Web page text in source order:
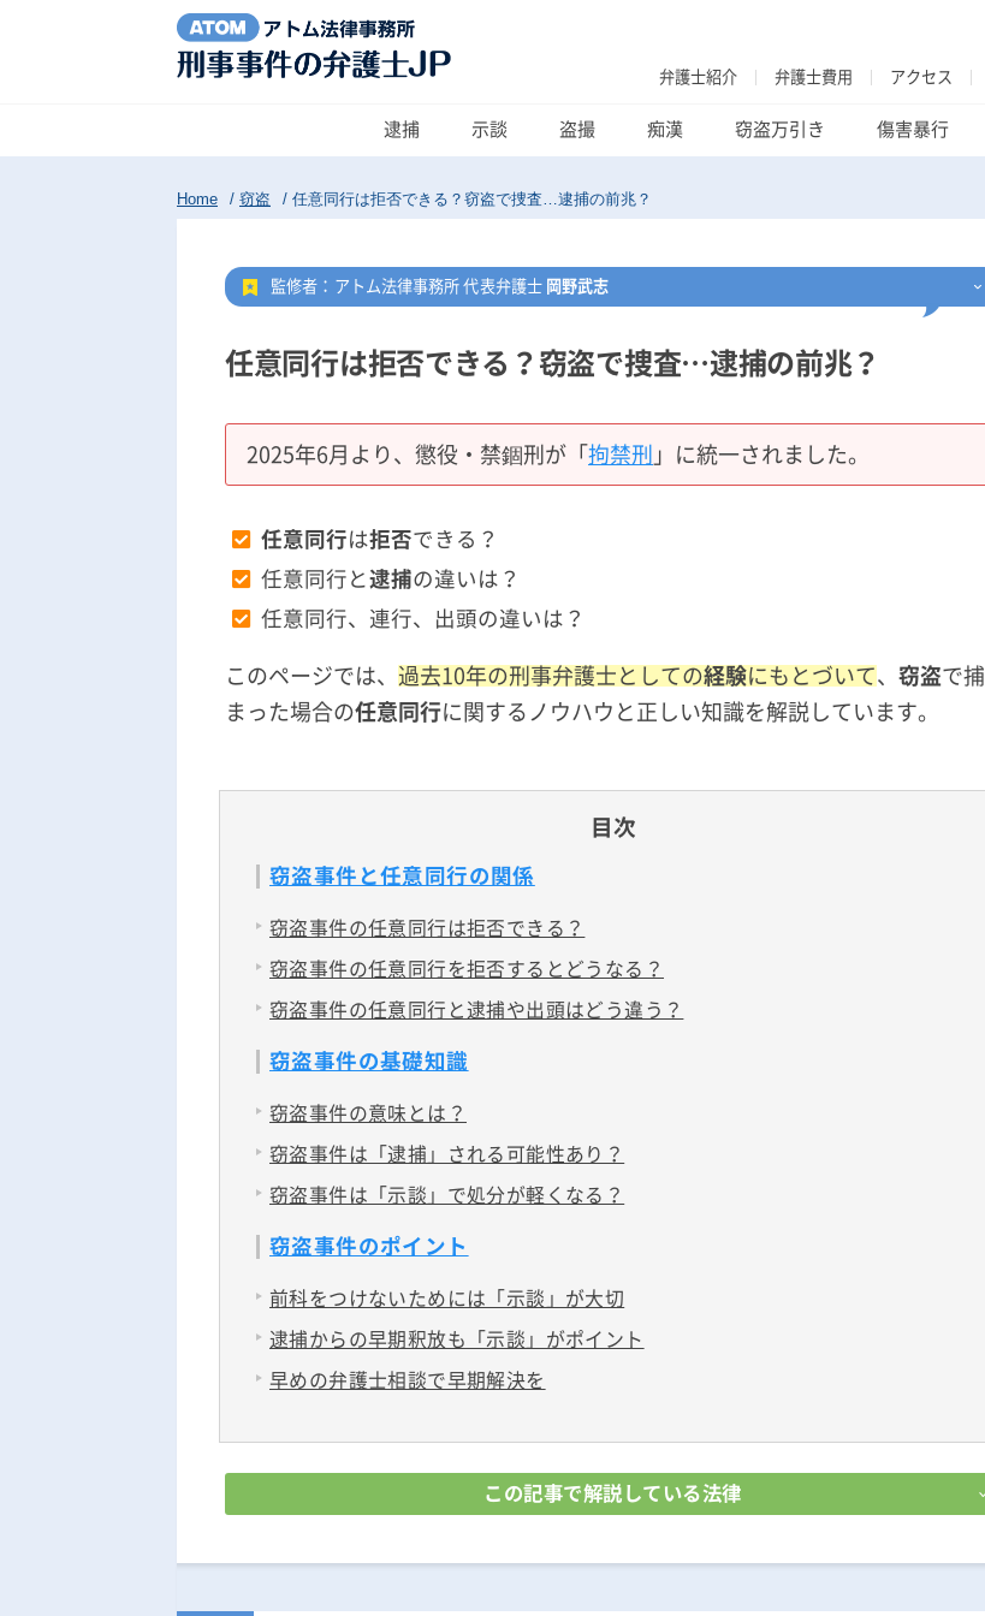
弁護士紹介 弁護士費用 アクセス
刑事事件でお困りの方
刑事事件の無料相談
アトムについて知りたい方
弁護士紹介
逮捕 示談 盗撮 痴漢 窃盗万引き 傷害暴行
Home / 窃盗 / 任意同行は拒否できる？窃盗で捜査…逮捕の前兆？
監修者：アトム法律事務所 代表弁護士 岡野武志
任意同行は拒否できる？窃盗で捜査…逮捕の前兆？
2025年6月より、懲役・禁錮刑が「 拘禁刑 」に統一されました。
任意同行は拒否できる？
任意同行と 逮捕の違いは？
任意同行、連行、出頭の違いは？
このページでは、 過去10年の刑事弁護士としての経験にもとづいて、 窃盗で捕
まった場合の任意同行に関するノウハウと正しい知識を解説しています。
目次
窃盗事件と任意同行の関係
窃盗事件の任意同行は拒否できる？
窃盗事件の任意同行を拒否するとどうなる？
窃盗事件の任意同行と逮捕や出頭はどう違う？
窃盗事件の基礎知識
窃盗事件の意味とは？
窃盗事件は「逮捕」される可能性あり？
窃盗事件は「示談」で処分が軽くなる？
窃盗事件のポイント
前科をつけないためには「示談」が大切
逮捕からの早期釈放も「示談」がポイント
早めの弁護士相談で早期解決を
この記事で解説している法律